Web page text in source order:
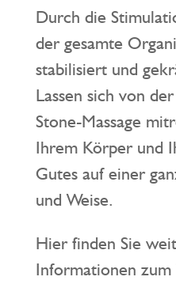
Durch die
der gesamte
stabilisiert und
Lassen sich von
Stone-Massage
Ihrem Körper und
Gutes auf einer
und Weise.
Hier finden Sie
Informationen zum